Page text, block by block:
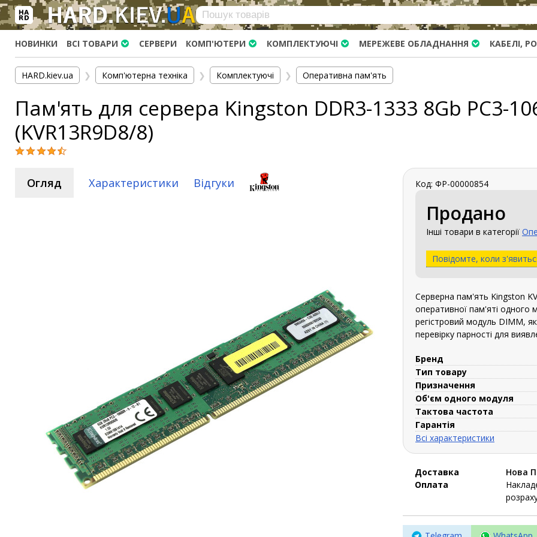
Вхід|Реєстрація×
(097)-938-03-73 Telegram WhatsApp
HARD.KIEV.UA
Послуги
Повернення / Обмін
Комп'ютери
Моноблоки
Кулери та системи охолодження
Корпуси
Кошики та салазки для жорстких дисків
Рейки та кріплення
Інші комплектуючі
НОВИНКИ ВСІ ТОВАРИ СЕРВЕРИ КОМП'ЮТЕРИ КОМПЛЕКТУЮЧІ МЕРЕЖЕВЕ ОБЛАДНАННЯ КАБЕЛІ,
HARD.kiev.ua ❯ Комп'ютерна техніка ❯ Комплектуючі ❯ Оперативна пам'ять
Пам'ять для сервера Kingston DDR3-1333 8Gb PC3-
(KVR13R9D8/8)
Огляд Характеристики Відгуки Код: ФР-00000854
Продано
Інші товари в категорії
Повідомте, коли
Серверна пам'ять Kingston
оперативної пам'яті одного
регістровий модуль DIMM,
перевірку парності для
Бренд
Тип товару
Призначення
Об'єм одного модуля
Тактова частота
Гарантія
Всі характеристики
Доставка
Нова
Оплата